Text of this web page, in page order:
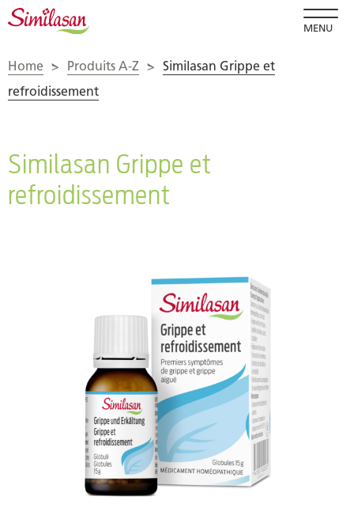
MENU
Home > Produits A-Z > Similasan Grippe et
refroidissement
Similasan Grippe et
refroidissement